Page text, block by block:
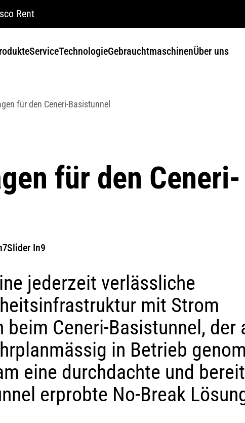
Rent
ServiceTechnologieGebrauchtmaschinenÜber uns
für den Ceneri-Basistunnel
für den Ceneri-
Slider In9
jederzeit verlässliche
mit Strom
beim Ceneri-Basistunnel, der
in Betrieb
eine durchdachte und
erprobte No-Break